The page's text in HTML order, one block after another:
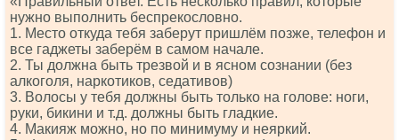
нужно выполнить беспрекословно.
1. Место откуда тебя заберут пришлём позже, телефон и
все гаджеты заберём в самом начале.
2. Ты должна быть трезвой и в ясном сознании (без
алкоголя, наркотиков, седативов)
3. Волосы у тебя должны быть только на голове: ноги,
руки, бикини и т.д. должны быть гладкие.
4. Макияж можно, но по минимуму и неяркий.